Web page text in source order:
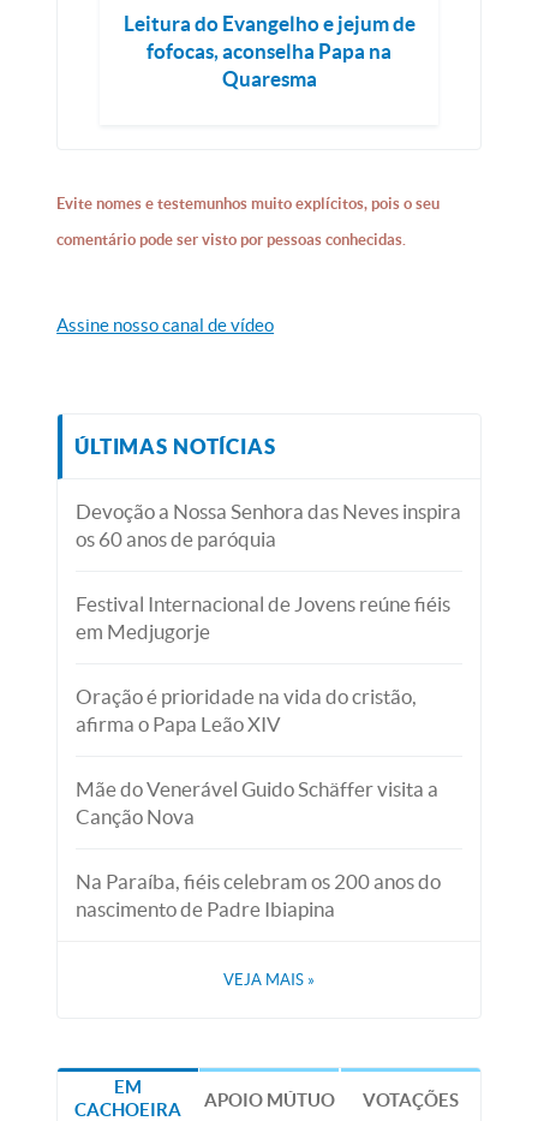
Leitura do Evangelho e jejum de
fofocas, aconselha Papa na
Quaresma
Evite nomes e testemunhos muito explícitos, pois o seu
comentário pode ser visto por pessoas conhecidas.
Assine nosso canal de vídeo
ÚLTIMAS NOTÍCIAS
Devoção a Nossa Senhora das Neves inspira
os 60 anos de paróquia
Festival Internacional de Jovens reúne fiéis
em Medjugorje
Oração é prioridade na vida do cristão,
afirma o Papa Leão XIV
Mãe do Venerável Guido Schäffer visita a
Canção Nova
Na Paraíba, fiéis celebram os 200 anos do
nascimento de Padre Ibiapina
VEJA MAIS »
EM
CACHOEIRA
APOIO MÚTUO VOTAÇÕES